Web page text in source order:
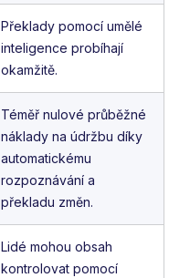
Překlady pomocí umělé
inteligence probíhají
okamžitě.
Téměř nulové průběžné
náklady na údržbu díky
automatickému
rozpoznávání a
překladu změn.
Lidé mohou obsah
kontrolovat pomocí